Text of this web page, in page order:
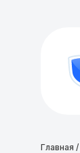
Главная /